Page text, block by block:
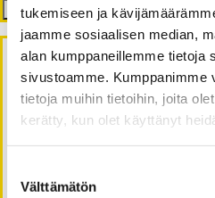
tukemiseen ja
jaamme sosiaalisen median,
alan kumppaneillemme tietoja
sivustoamme. Kumppanimme
tietoja muihin tietoihin, joita
kerätty, kun olet käyttänyt
valinta
Välttämätön
Etsi
Viimeisimmät
Hyvinvointivaltio ja
What is the PREP platform?